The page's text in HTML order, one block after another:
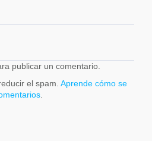
publicar un comentario.
el spam. Aprende cómo se